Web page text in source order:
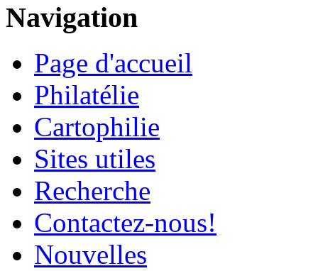
Navigation
Page d'accueil
Philatélie
Cartophilie
Sites utiles
Recherche
Contactez-nous!
Nouvelles